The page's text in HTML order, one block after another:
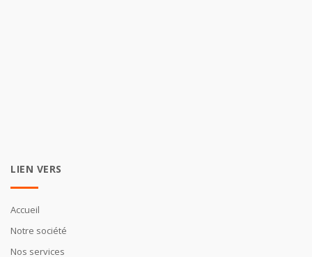
LIEN VERS
Accueil
Notre société
Nos services